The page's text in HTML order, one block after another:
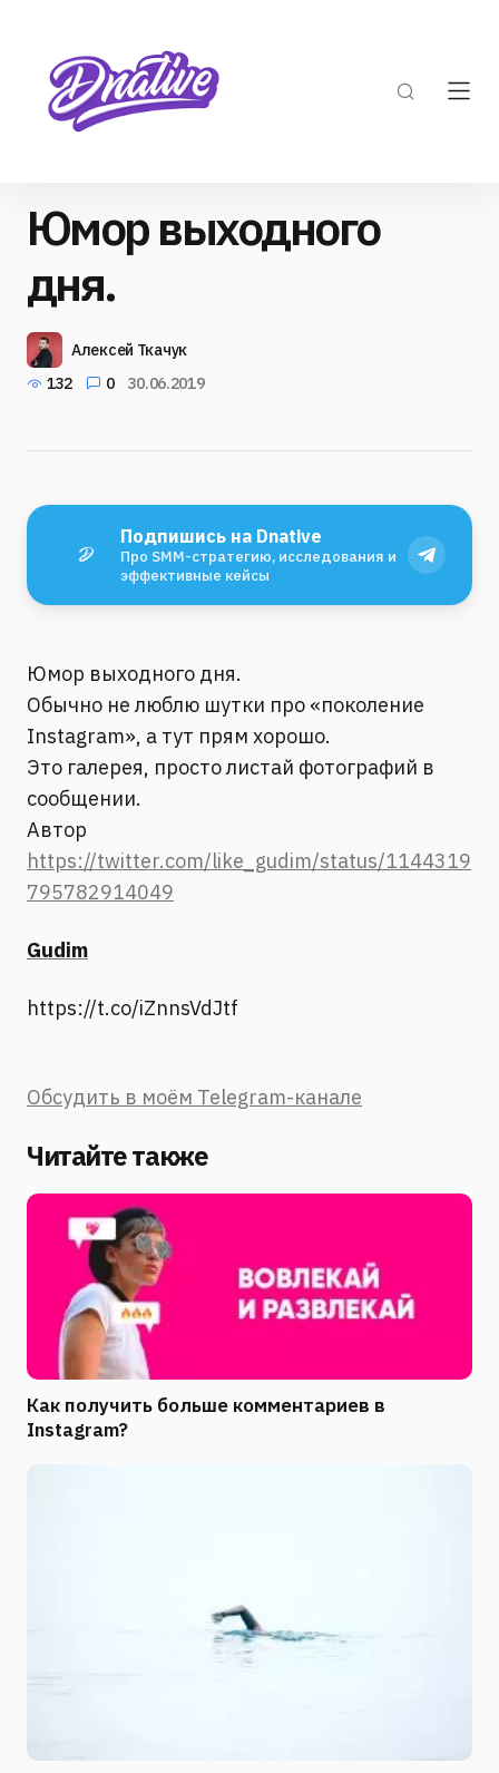
Юмор выходного
дня.
Алексей Ткачук
132
0 30.06.2019
Подпишись на Dnative
Про SMM-стратегию, исследования и
эффективные кейсы
Юмор выходного дня.
Обычно не люблю шутки про «поколение
Instagram», а тут прям хорошо.
Это галерея, просто листай фотографий в
сообщении.
Автор
https://twitter.com/like_gudim/status/1144319
795782914049
Gudim
https://t.co/iZnnsVdJtf
Обсудить в моём Telegram-канале
Читайте также
Как получить больше комментариев в
Instagram?